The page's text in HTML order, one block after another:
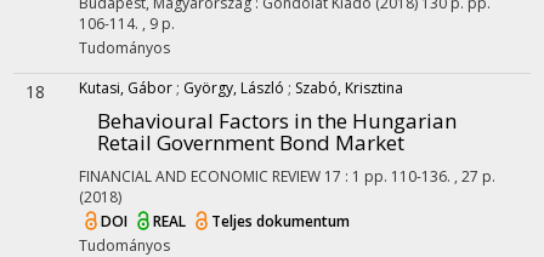
106-114. , 9 p.
Tudományos
18 Kutasi, Gábor ; György, László ; Szabó, Krisztina
Behavioural Factors in the Hungarian
Retail Government Bond Market
FINANCIAL AND ECONOMIC REVIEW 17 : 1 pp. 110-136. , 27 p.
(2018)
DOI
REAL
Teljes dokumentum
Tudományos